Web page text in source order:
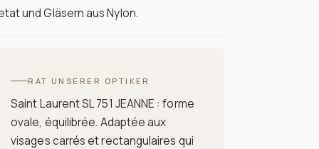
und Gläsern aus Nylon.
RAT UNSERER OPTIKER
Saint Laurent SL 751 JEANNE : forme
ovale, équilibrée. Adaptée aux
visages carrés et rectangulaires qui